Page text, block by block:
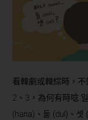
看韓劇或韓綜時，
2、3，為何有時唸
(hana)、둘 (dul)、셋